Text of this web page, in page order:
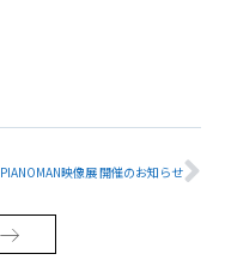
PIANOMAN映像展 開催のお知らせ